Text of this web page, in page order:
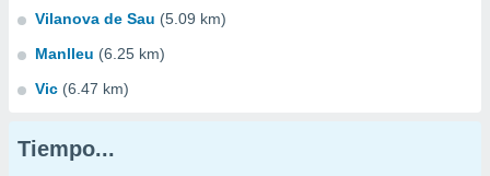
Vilanova de Sau (5.09 km)
Manlleu (6.25 km)
Vic (6.47 km)
Tiempo...